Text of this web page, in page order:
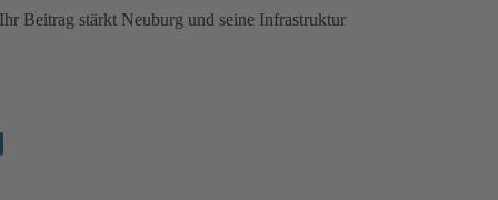
Ihr Beitrag stärkt Neuburg und seine Infrastruktur